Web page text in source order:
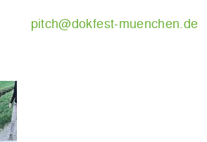
pitch@dokfest-muenchen.de